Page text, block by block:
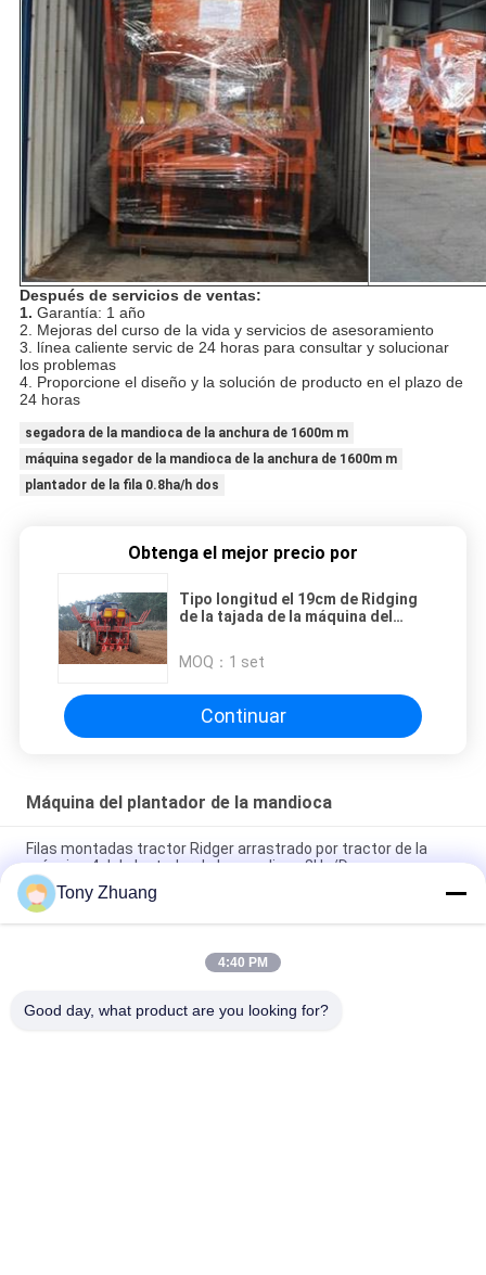
Después de servicios de ventas:
1. Garantía: 1 año
2. Mejoras del curso de la vida y servicios de asesoramiento
3. línea caliente servic de 24 horas para consultar y solucionar
los problemas
4. Proporcione el diseño y la solución de producto en el plazo de
24 horas
segadora de la mandioca de la anchura de 1600m m
máquina segador de la mandioca de la anchura de 1600m m
plantador de la fila 0.8ha/h dos
Obtenga el mejor precio por
Tipo longitud el 19cm de Ridging
de la tajada de la máquina del
MOQ： 1 set
Continuar
Máquina del plantador de la mandioca
Filas montadas tractor Ridger arrastrado por tractor de la
máquina 4 del plantador de la mandioca 8Ha/Day
Fila gemela de trabajo de la segadora de la mandioca de D300-
400mm 2.1km/H
Longitud el 19cm Ridger agrícola de la tajada de la máquina del
Tony Zhuang
4:40 PM
Good day, what product are you looking for?